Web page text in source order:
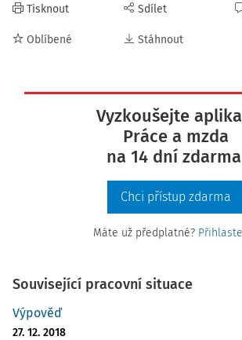
Tisknout
Oblíbené
Sdílet
Stáhnout
Vyzkoušejte
Práce a mzda
na 14 dní
Chci přístup zdarma
Máte už předplatné?
Související pracovní situace
Výpověď
27. 12. 2018